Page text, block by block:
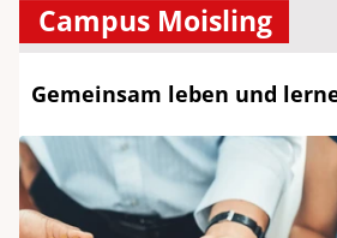
Campus Moisling
Gemeinsam leben und